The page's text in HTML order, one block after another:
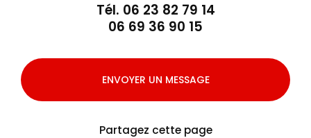
Tél. 06 23 82 79 14
06 69 36 90 15
ENVOYER UN MESSAGE
Partagez cette page